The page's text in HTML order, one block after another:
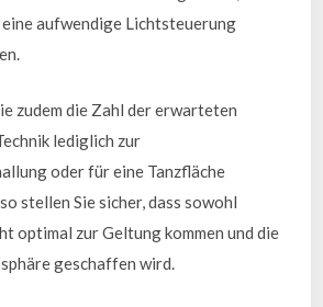
aufwendige Lichtsteuerung
zudem die Zahl der erwarteten
lediglich zur
oder für eine Tanzfläche
stellen Sie sicher, dass sowohl
optimal zur Geltung kommen und die
geschaffen wird.